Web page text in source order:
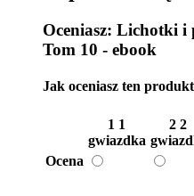
Oceniasz: Lichotki i
Tom 10 - ebook
Jak oceniasz ten
1 1
gwiazdka
2 2
Ocena